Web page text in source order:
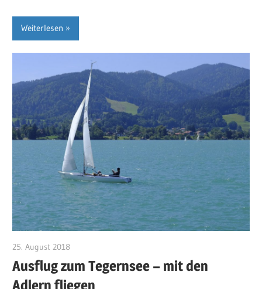
Weiterlesen
25. August 2018
Ausflug zum Tegernsee – mit den
Adlern fliegen